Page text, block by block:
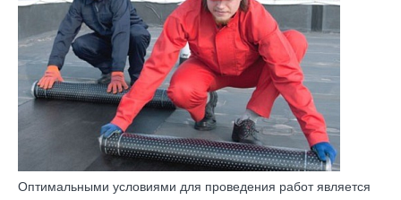
Оптимальными условиями для проведения работ является